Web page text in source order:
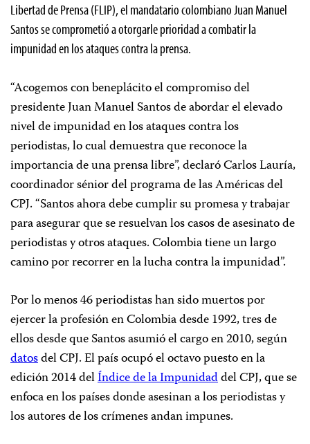
Libertad de Prensa (FLIP), el mandatario colombiano Juan Manuel
Santos se comprometió a otorgarle prioridad a combatir la
impunidad en los ataques contra la prensa.
“Acogemos con beneplácito el compromiso del
presidente Juan Manuel Santos de abordar el elevado
nivel de impunidad en los ataques contra los
periodistas, lo cual demuestra que reconoce la
importancia de una prensa libre”, declaró Carlos Lauría,
coordinador sénior del programa de las Américas del
CPJ. “Santos ahora debe cumplir su promesa y trabajar
para asegurar que se resuelvan los casos de asesinato de
periodistas y otros ataques. Colombia tiene un largo
camino por recorrer en la lucha contra la impunidad”.
Por lo menos 46 periodistas han sido muertos por
ejercer la profesión en Colombia desde 1992, tres de
ellos desde que Santos asumió el cargo en 2010, según
datosdel CPJ. El país ocupó el octavo puesto en la
edición 2014 delÍndice de la Impunidaddel CPJ, que se
enfoca en los países donde asesinan a los periodistas y
los autores de los crímenes andan impunes.